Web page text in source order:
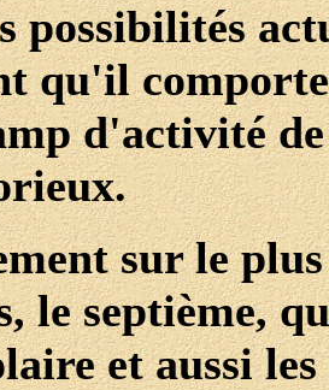
possibilités
qu'il
d'activité
sur le
le septième,
et aussi